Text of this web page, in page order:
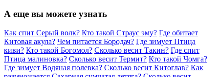
А еще вы можете узнать
Как спит Серый волк? Кто такой Страус эму? Где обитает
Китовая акула? Чем питается Бородач? Где зимует Птица
киви? Кто такой Богомол? Сколько весит Такин? Где спит
Птица малиновка? Сколько весит Термит? Кто такой Чомга?
Где зимует Водяная полевка? Сколько весит Китоглав? Как